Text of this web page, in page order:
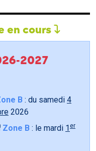
en cours
2027
B : du samedi 4
2026
Zone B : le mardi 1 er